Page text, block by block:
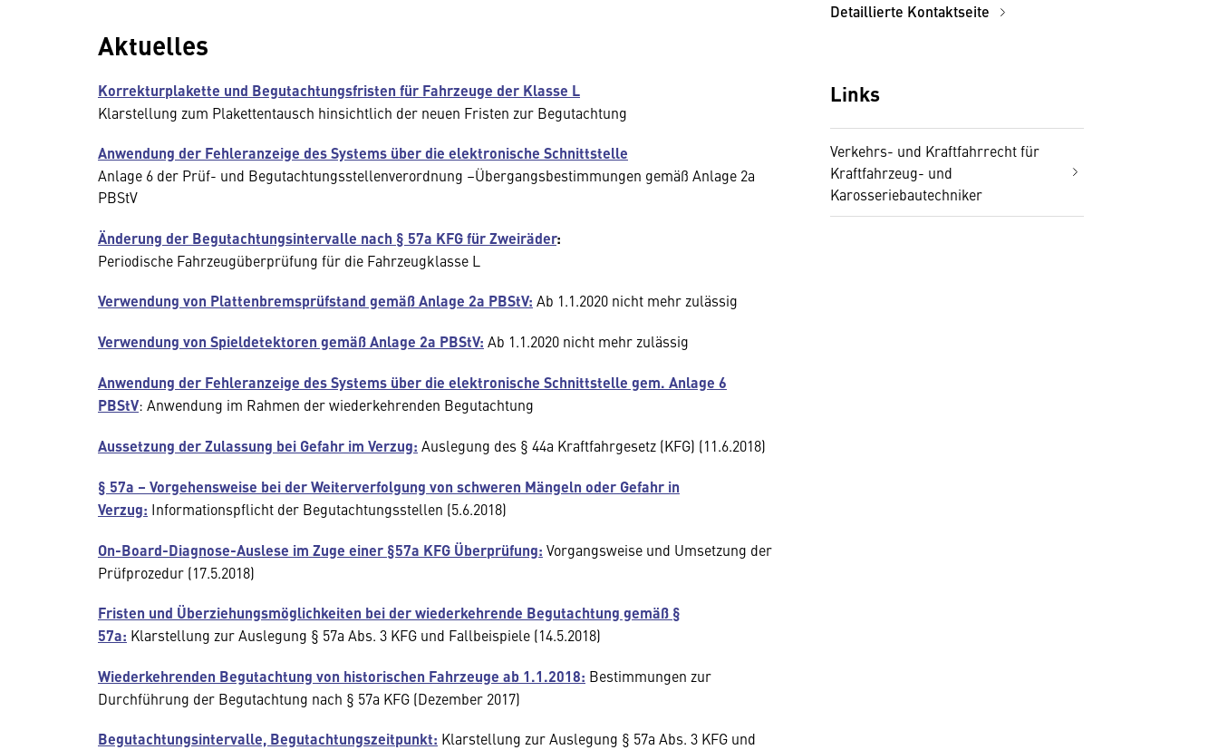
Aktuelles
Korrekturplakette und Begutachtungsfristen für Fahrzeuge der Klasse L
Klarstellung zum Plakettentausch hinsichtlich der neuen Fristen zur Begutachtung
Anwendung der Fehleranzeige des Systems über die elektronische Schnittstelle
Anlage 6 der Prüf- und Begutachtungsstellenverordnung –Übergangsbestimmungen gemäß Anlage 2a
PBStV
Änderung der Begutachtungsintervalle nach § 57a KFG für Zweiräder:
Periodische Fahrzeugüberprüfung für die Fahrzeugklasse L
Verwendung von Plattenbremsprüfstand gemäß Anlage 2a PBStV: Ab 1.1.2020 nicht mehr zulässig
Verwendung von Spieldetektoren gemäß Anlage 2a PBStV: Ab 1.1.2020 nicht mehr zulässig
Anwendung der Fehleranzeige des Systems über die elektronische Schnittstelle gem. Anlage 6
PBStV: Anwendung im Rahmen der wiederkehrenden Begutachtung
Aussetzung der Zulassung bei Gefahr im Verzug: Auslegung des § 44a Kraftfahrgesetz (KFG) (11.6.2018)
§ 57a – Vorgehensweise bei der Weiterverfolgung von schweren Mängeln oder Gefahr in
Verzug: Informationspflicht der Begutachtungsstellen (5.6.2018)
On-Board-Diagnose-Auslese im Zuge einer §57a KFG Überprüfung: Vorgangsweise und Umsetzung der
Prüfprozedur (17.5.2018)
Fristen und Überziehungsmöglichkeiten bei der wiederkehrende Begutachtung gemäß §
57a: Klarstellung zur Auslegung § 57a Abs. 3 KFG und Fallbeispiele (14.5.2018)
Wiederkehrenden Begutachtung von historischen Fahrzeuge ab 1.1.2018: Bestimmungen zur
Durchführung der Begutachtung nach § 57a KFG (Dezember 2017)
Begutachtungsintervalle, Begutachtungszeitpunkt: Klarstellung zur Auslegung § 57a Abs. 3 KFG und
Detaillierte Kontaktseite
Links
Verkehrs- und Kraftfahrrecht für
Kraftfahrzeug- und
Karosseriebautechniker